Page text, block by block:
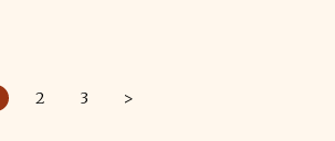
2 3 >